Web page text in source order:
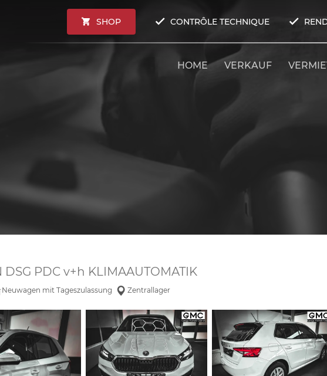
SHOP CONTRÔLE TECHNIQUE
HOME VERKAUF
DSG PDC v+h KLIMAAUTOMATIK
Neuwagen mit Tageszulassung Zentrallager